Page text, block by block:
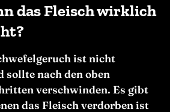
das Fleisch wirklich
ist nicht
sollte nach den oben
verschwinden. Es gibt
das Fleisch verdorben ist